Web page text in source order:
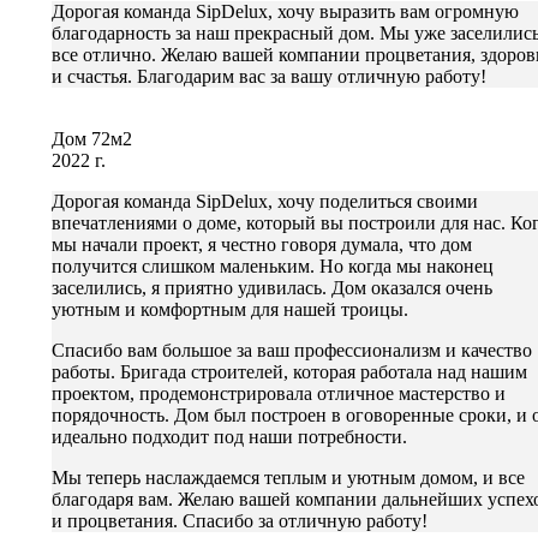
Дорогая команда SipDelux, хочу выразить вам огромную
благодарность за наш прекрасный дом. Мы уже
все отлично. Желаю вашей компании процветания,
и счастья. Благодарим вас за вашу отличную работу!
Дом 72м2
2022 г.
Дорогая команда SipDelux, хочу поделиться своими
впечатлениями о доме, который вы построили для нас.
мы начали проект, я честно говоря думала, что дом
получится слишком маленьким. Но когда мы наконец
заселились, я приятно удивилась. Дом оказался очень
уютным и комфортным для нашей троицы.
Спасибо вам большое за ваш профессионализм и качество
работы. Бригада строителей, которая работала над нашим
проектом, продемонстрировала отличное мастерство и
порядочность. Дом был построен в оговоренные сроки, и
идеально подходит под наши потребности.
Мы теперь наслаждаемся теплым и уютным домом, и все
благодаря вам. Желаю вашей компании дальнейших
и процветания. Спасибо за отличную работу!